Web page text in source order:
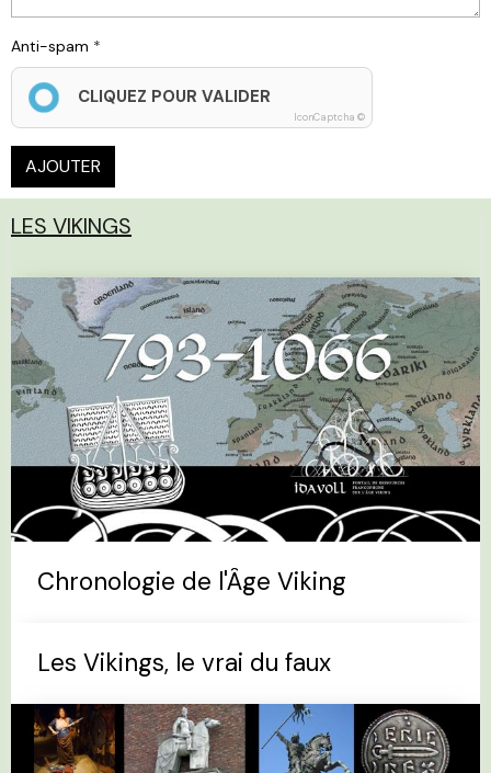
Anti-spam
CLIQUEZ POUR VALIDER
IconCaptcha ©
AJOUTER
LES VIKINGS
Chronologie de l'Âge Viking
Les Vikings, le vrai du faux